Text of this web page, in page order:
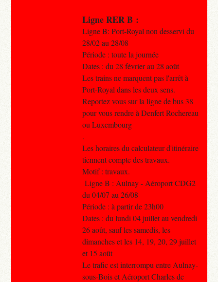
Ligne RER B :
Ligne B: Port-Royal non desservi du
28/02 au 28/08
Période : toute la journée
Dates : du 28 février au 28 août
Les trains ne marquent pas l'arrêt à
Port-Royal dans les deux sens.
Reportez vous sur la ligne de bus 38
pour vous rendre à Denfert Rochereau
ou Luxembourg
.
Les horaires du calculateur d'itinéraire
tiennent compte des travaux.
Motif : travaux.
Ligne B : Aulnay - Aéroport CDG2
du 04/07 au 26/08
Période : à partir de 23h00
Dates : du lundi 04 juillet au vendredi
26 août, sauf les samedis, les
dimanches et les 14, 19, 20, 29 juillet
et 15 août
Le trafic est interrompu entre Aulnay-
sous-Bois et Aéroport Charles de